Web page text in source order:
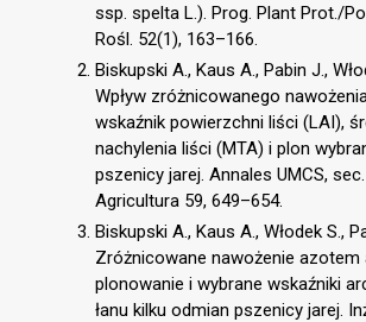
ssp. spelta L.). Prog. Plant Prot./
Rośl. 52(1), 163–166.
Biskupski A., Kaus A., Pabin J.,
Wpływ zróżnicowanego
wskaźnik powierzchni liści (LAI),
nachylenia liści (MTA) i plon
pszenicy jarej. Annales UMCS, sec.
Agricultura 59, 649–654.
Biskupski A., Kaus A., Włodek S.,
Zróżnicowane nawożenie azotem
plonowanie i wybrane wskaźniki
łanu kilku odmian pszenicy jarej.